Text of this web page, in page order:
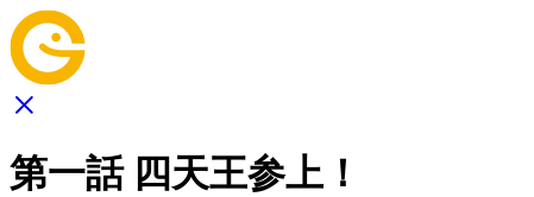
第一話 四天王参上！